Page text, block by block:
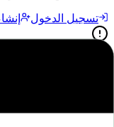
تسجيل الدخول
المحتوى التعليمي